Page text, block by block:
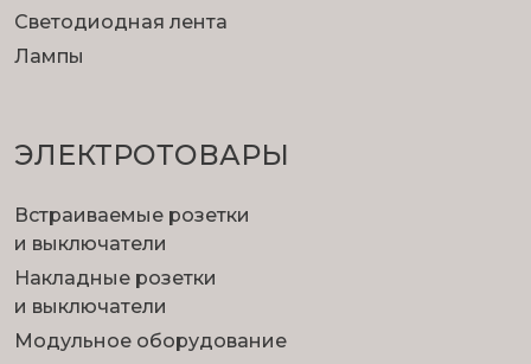
Светодиодная лента
Лампы
ЭЛЕКТРОТОВАРЫ
Встраиваемые розетки
и выключатели
Накладные розетки
и выключатели
Модульное оборудование